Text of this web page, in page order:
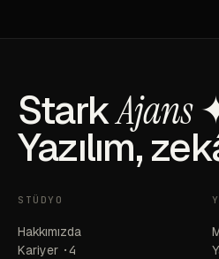
StarkAjans
Yazılım,
STÜDYO
Hakkımızda
Kariyer ·4